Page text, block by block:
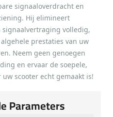
signaaloverdracht en
Hij elimineert
volledig,
prestaties van uw
Neem geen genoegen
en ervaar de soepele,
scooter echt gemaakt is!
Parameters